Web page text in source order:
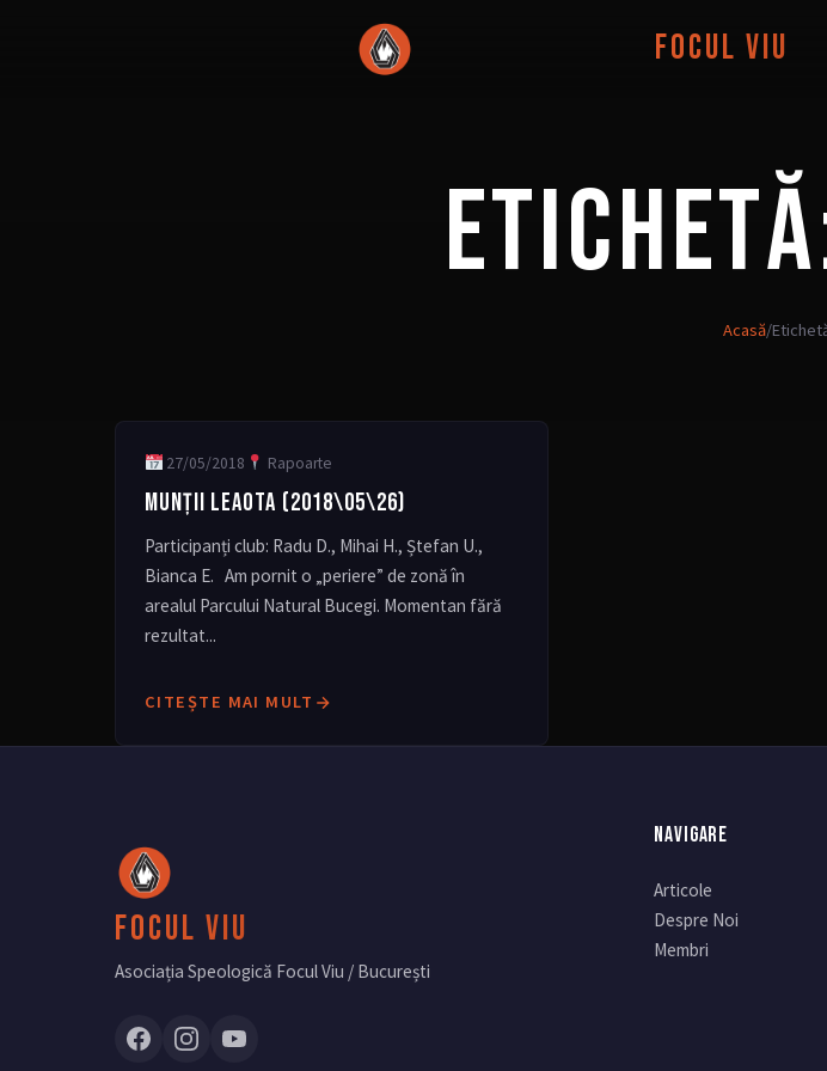
Focul Viu
Acasă/
27/05/2018 Rapoarte
MUNȚII LEAOTA (2018\05\26)
Participanți club: Radu D., Mihai H., Ștefan U.,
Bianca E. Am pornit o „periere” de zonă în
arealul Parcului Natural Bucegi. Momentan fără
rezultat...
CITEȘTE MAI MULT
Focul Viu
Asociația Speologică Focul Viu / București
NAVIGARE
Articole
Despre Noi
Membri